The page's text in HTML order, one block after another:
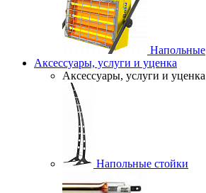
Напольные
Аксессуары, услуги и уценка
Аксессуары, услуги и уценка
Напольные стойки